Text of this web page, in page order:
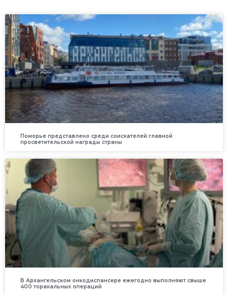
Поморье представлено среди соискателей главной
просветительской награды страны
В Архангельском онкодиспансере ежегодно выполняют свыше
400 торакальных операций